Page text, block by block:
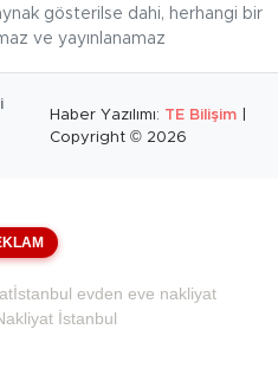
gösterilse dahi, herhangi bir
ve yayınlanamaz
Haber Yazılımı: TE Bilişim
Copyright © 2026
İstanbul evden eve nakliyat
İstanbul